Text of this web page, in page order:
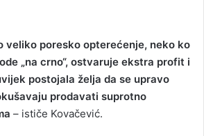
veliko poresko opterećenje, neko ko
„na crno“, ostvaruje ekstra profit i
postojala želja da se upravo
prodavati suprotno
– ističe Kovačević.